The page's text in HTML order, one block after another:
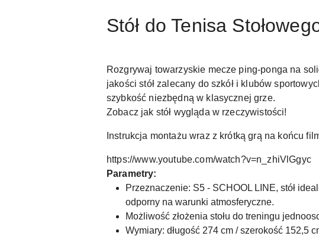
Stół do Tenisa
Rozgrywaj towarzyskie mecze ping-ponga na
jakości stół zalecany do szkół i klubów
szybkość niezbędną w klasycznej grze.
Zobacz jak stół wygląda w rzeczywistości!
Instrukcja montażu wraz z krótką grą na końcu
https://www.youtube.com/watch?v=n_zhiVlGgyc
Parametry:
Przeznaczenie: S5 - SCHOOL LINE, stół
odporny na warunki atmosferyczne.
Możliwość złożenia stołu do treningu
Wymiary: długość 274 cm / szerokość 152,5